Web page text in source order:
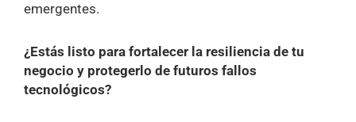
emergentes.
¿Estás listo para fortalecer la resiliencia de tu
negocio y protegerlo de futuros fallos
tecnológicos?